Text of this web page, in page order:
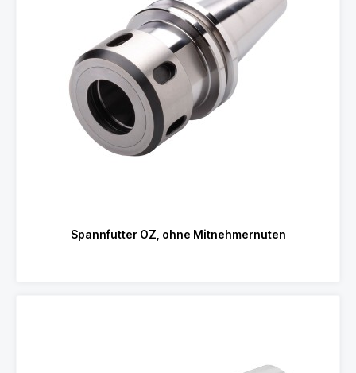
Spannfutter OZ, ohne Mitnehmernuten